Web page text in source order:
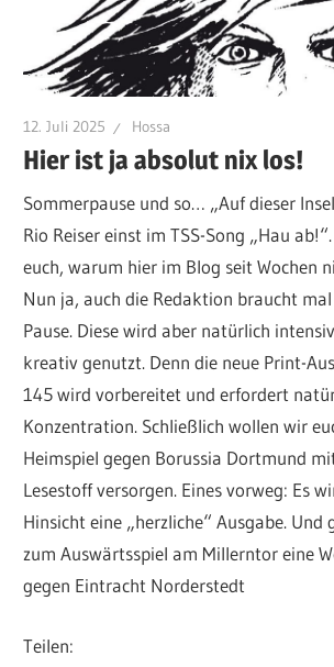
12. Juli 2025 Hossa
Hier ist ja absolut nix los!
Sommerpause und so… „Auf dieser
Rio Reiser einst im TSS-Song „Hau
euch, warum hier im Blog seit Wochen
Nun ja, auch die Redaktion braucht
Pause. Diese wird aber natürlich
kreativ genutzt. Denn die neue Print-
145 wird vorbereitet und erfordert
Konzentration. Schließlich wollen wir
Heimspiel gegen Borussia Dortmund
Lesestoff versorgen. Eines vorweg: Es
Hinsicht eine „herzliche“ Ausgabe. Und
zum Auswärtsspiel am Millerntor eine
gegen Eintracht Norderstedt
Teilen: